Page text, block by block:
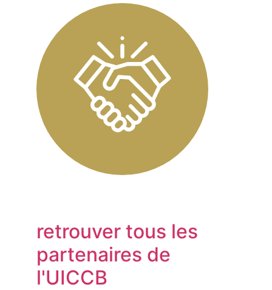
retrouver tous les
partenaires de
l'UICCB